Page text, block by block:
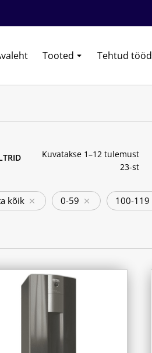
Tooted Tehtud tööd
Kuvatakse 1–12 tulemust
23-st
kõik 0-59 100-119